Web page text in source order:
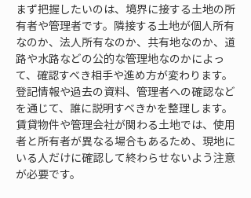
まず把握したいのは、境界に接する土地の所
有者や管理者です。隣接する土地が個人所有
なのか、法人所有なのか、共有地なのか、道
路や水路などの公的な管理地なのかによっ
て、確認すべき相手や進め方が変わります。
登記情報や過去の資料、管理者への確認など
を通じて、誰に説明すべきかを整理します。
賃貸物件や管理会社が関わる土地では、使用
者と所有者が異なる場合もあるため、現地に
いる人だけに確認して終わらせないよう注意
が必要です。